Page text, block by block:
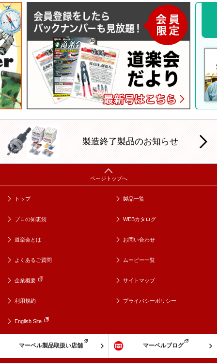
製造終了製品のお知らせ
トップ 製品一覧
プロの知恵袋 WEBカタログ
道楽会とは お問い合わせ
よくあるご質問 ムービー一覧
企業概要 サイトマップ
利用規約 プライバシーポリシー
English Site
マーベル製品取扱い店舗 マーベルブログ